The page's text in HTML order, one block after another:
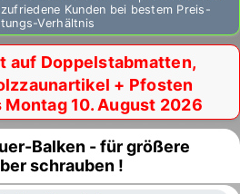
Kunden bei bestem Preis-
Verhältnis
auf Doppelstabmatten,
+ Pfosten
10. August 2026
Balken - für größere
schrauben !